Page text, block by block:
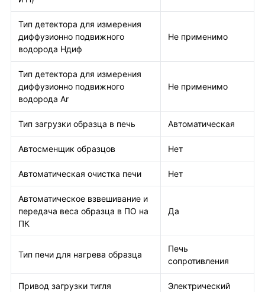
Тип детектора для измерения
диффузионно подвижного
водорода Hдиф
Не применимо
Тип детектора для измерения
диффузионно подвижного
водорода Ar
Не применимо
Тип загрузки образца в печь Автоматическая
Автосменщик образцов Нет
Автоматическая очистка печи Нет
Автоматическое взвешивание и
передача веса образца в ПО на
ПК
Да
Тип печи для нагрева образца
Печь
сопротивления
Привод загрузки тигля Электрический